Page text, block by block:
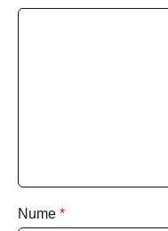
Nume *